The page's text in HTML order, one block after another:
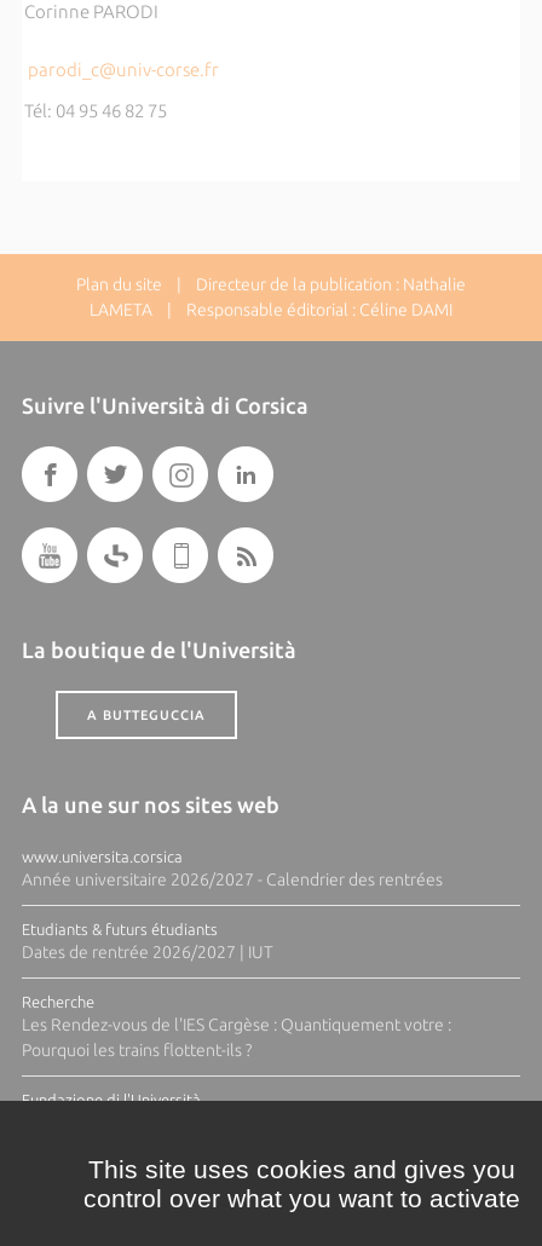
Corinne PARODI
parodi_c@univ-corse.fr
Tél: 04 95 46 82 75
Plan du site | Directeur de la publication : Nathalie
LAMETA | Responsable éditorial : Céline DAMI
Suivre l'Università di Corsica
La boutique de l'Università
A BUTTEGUCCIA
A la une sur nos sites web
www.universita.corsica
Année universitaire 2026/2027 - Calendrier des rentrées
Etudiants & futurs étudiants
Dates de rentrée 2026/2027 | IUT
Recherche
Les Rendez-vous de l'IES Cargèse : Quantiquement votre :
Pourquoi les trains flottent-ils ?
Fundazione di l'Università
This site uses cookies and gives you
control over what you want to activate